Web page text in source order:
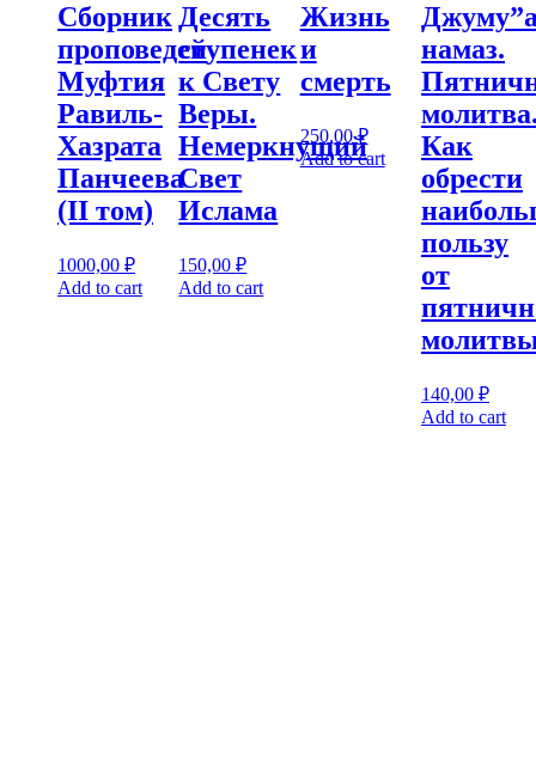
Сборник
проповедей
Муфтия
Равиль-
Хазрата
Панчеева
(II том)
1000,00 ₽
Add to cart
Десять
ступенек
к Свету
Веры.
Немеркнущий
Свет
Ислама
150,00₽
Add to cart
Жизнь
и
смерть
250,00₽
Add to cart
намаз.
Как
обрести
пользу
от
140,00 ₽
Add to cart